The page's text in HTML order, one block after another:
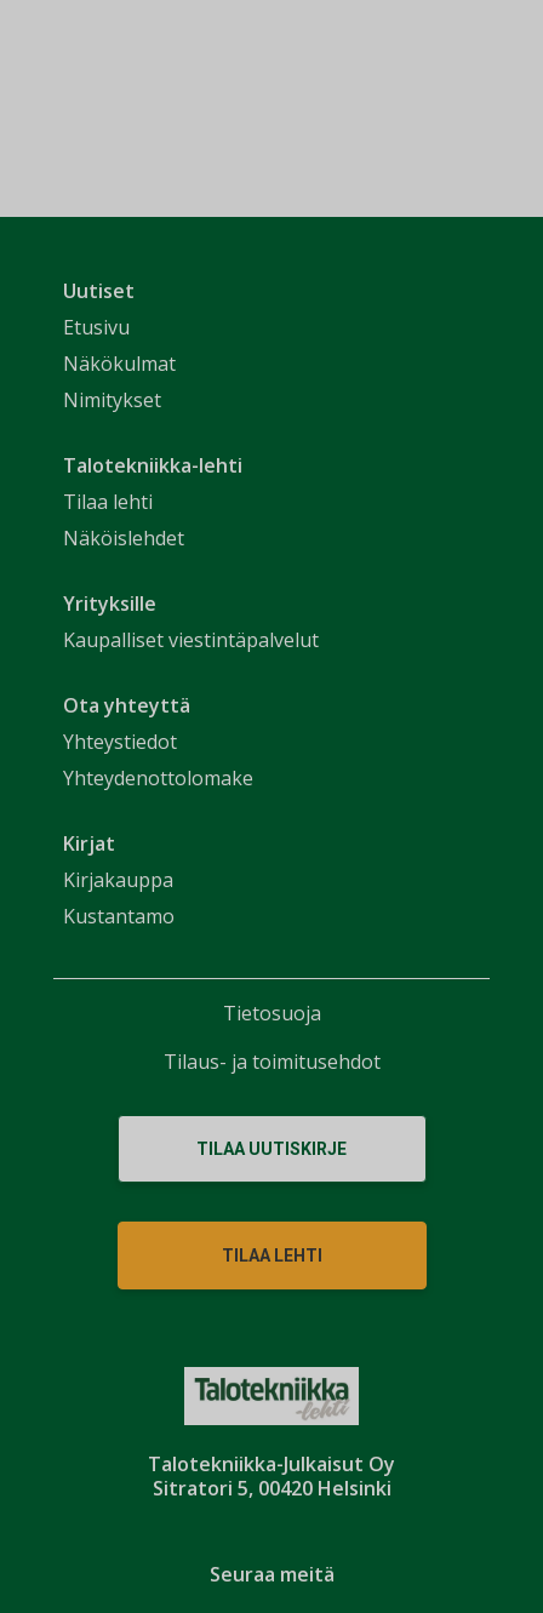
Talotekniikka-Julkaisut Oy
Sitratori 5, 00420 Helsinki
Uutiset
Etusivu
Näkökulmat
Nimitykset
Talotekniikka-lehti
Tilaa lehti
Näköislehdet
Yrityksille
Kaupalliset viestintäpalvelut
Ota yhteyttä
Yhteystiedot
Yhteydenottolomake
Kirjat
Kirjakauppa
Kustantamo
TILAA UUTISKIRJE
TILAA LEHTI
Seuraa meitä
Tietosuoja
Tilaus- ja toimitusehdot